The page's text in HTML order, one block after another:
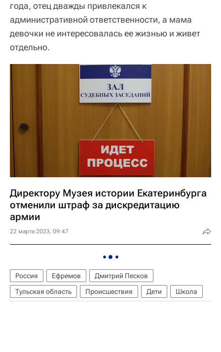
года, отец дважды привлекался к
административной ответственности, а мама
девочки не интересовалась ее жизнью и живет
отдельно.
Директору Музея истории Екатеринбурга
отменили штраф за дискредитацию
армии
22 марта 2023, 09:47
Россия Ефремов
Дмитрий Песков
Тульская область
Происшествия Дети Школа